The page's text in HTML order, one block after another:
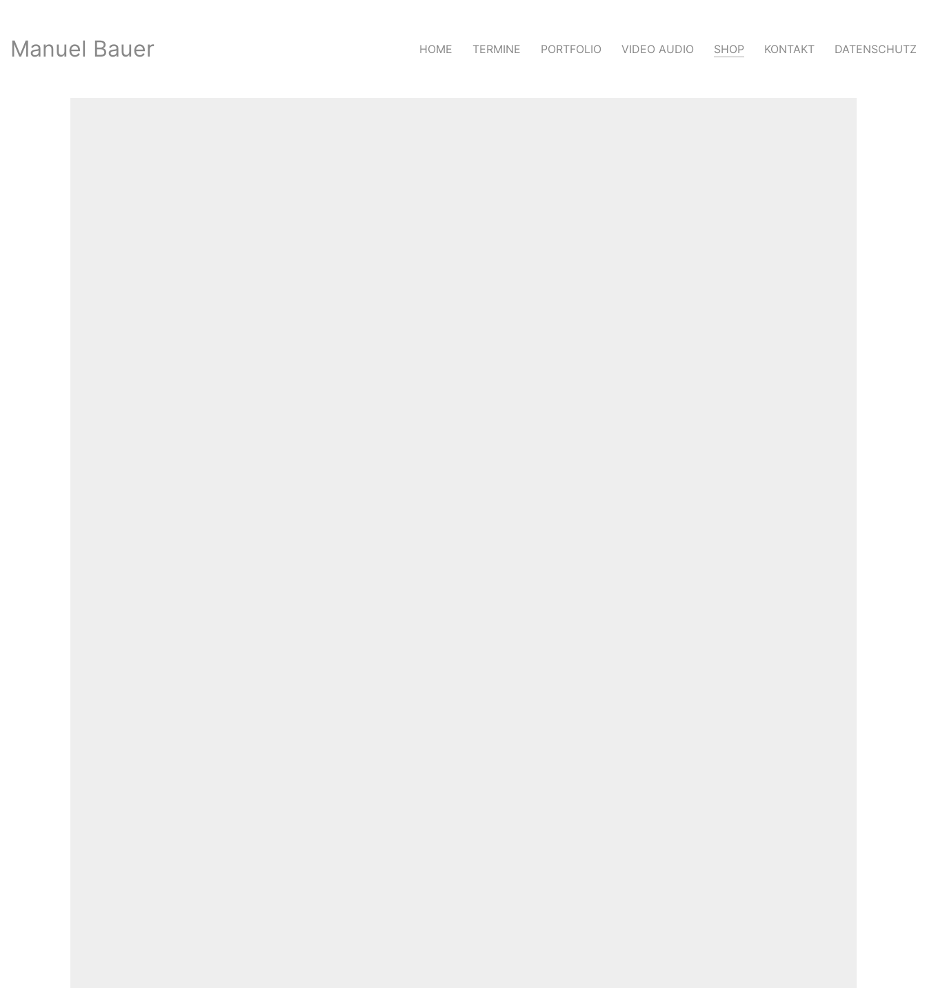
Manuel Bauer HOME TERMINE PORTFOLIO VIDEO AUDIO SHOP KONTAKT DATENSCHUTZ